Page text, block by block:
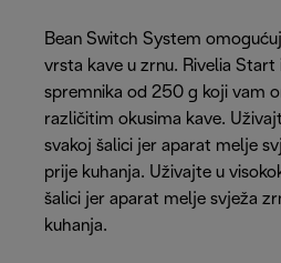
Bean Switch System
vrsta kave u zrnu. Rivelia Start
spremnika od 250 g koji vam
različitim okusima kave.
svakoj šalici jer aparat melje
prije kuhanja. Uživajte u
šalici jer aparat melje svježa
kuhanja.